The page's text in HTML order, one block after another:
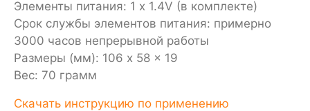
Элементы питания: 1 x 1.4V (в комплекте)
Срок службы элементов питания: примерно
3000 часов непрерывной работы
Размеры (мм): 106 x 58 x 19
Вес: 70 грамм
Скачать инструкцию по применению